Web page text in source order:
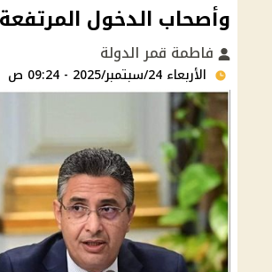
وأصحاب الدخول المرتفعة
فاطمة قمر الدولة
الأربعاء 24/سبتمبر/2025 - 09:24 ص